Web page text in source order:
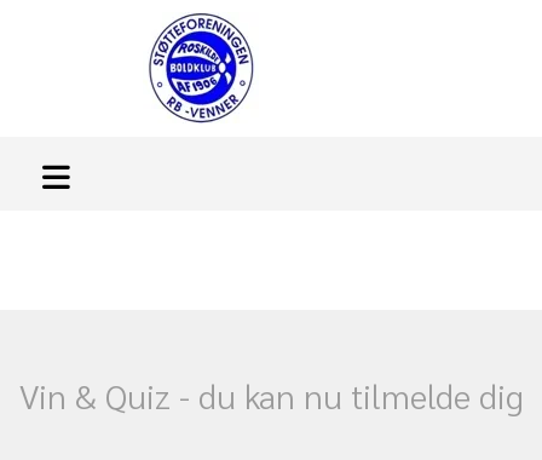
Vin & Quiz - du kan nu tilmelde dig